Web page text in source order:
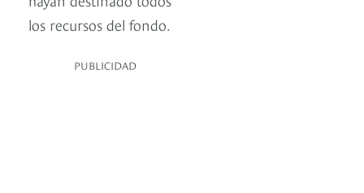
los recursos del fondo.
PUBLICIDAD